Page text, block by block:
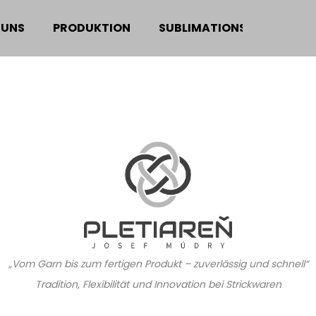
PRODUKTION SUBLIMATIONSDRUCK
„Vom Garn bis zum fertigen Produkt – zuverlässig und schnell“
Tradition, Flexibilität und Innovation bei Strickwaren
Wir empfehlen